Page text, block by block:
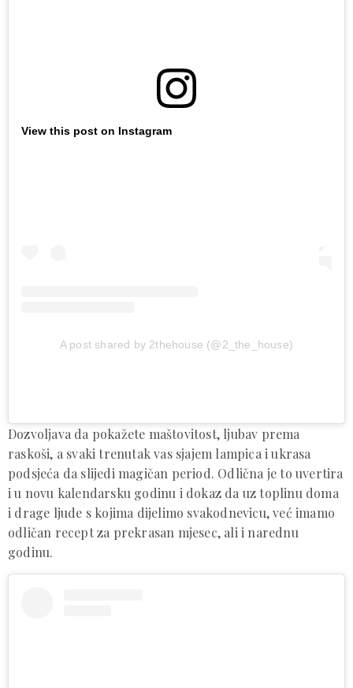
View this post on Instagram
A post shared by 2thehouse (@2_the_house)
Dozvoljava da pokažete maštovitost, ljubav prema
raskoši, a svaki trenutak vas sjajem lampica i ukrasa
podsjeća da slijedi magičan period. Odlična je to uvertira
i u novu kalendarsku godinu i dokaz da uz toplinu doma
i drage ljude s kojima dijelimo svakodnevicu, već imamo
odličan recept za prekrasan mjesec, ali i narednu
godinu.